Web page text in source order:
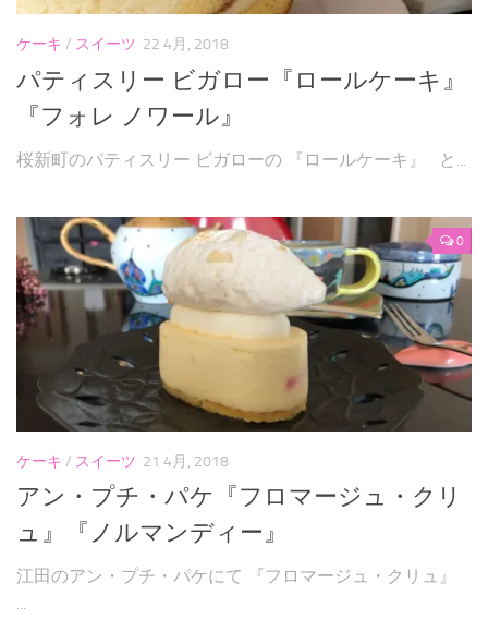
ケーキ / スイーツ 22 4月, 2018
パティスリー ビガロー『ロールケーキ』
『フォレ ノワール』
桜新町のパティスリー ビガローの 『ロールケーキ』 と...
0
ケーキ / スイーツ 21 4月, 2018
アン・プチ・パケ『フロマージュ・クリ
ュ』『ノルマンディー』
江田のアン・プチ・パケにて 『フロマージュ・クリュ』